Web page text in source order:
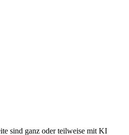
sind ganz oder teilweise mit KI